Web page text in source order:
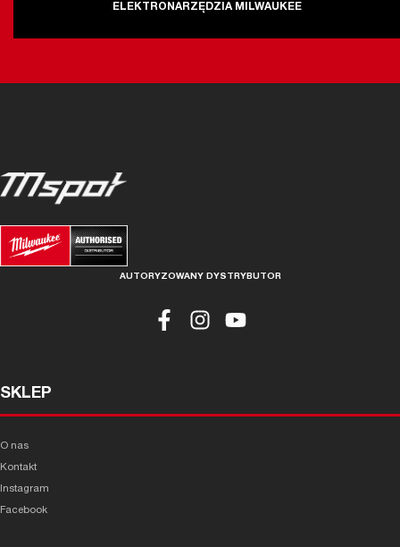
ELEKTRONARZĘDZIA MILWAUKEE
AUTORYZOWANY DYSTRYBUTOR
SKLEP
O nas
Kontakt
Instagram
Facebook